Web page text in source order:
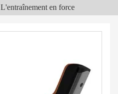
L'entraînement en force